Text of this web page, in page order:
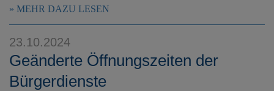
MEHR DAZU LESEN
23.10.2024
Geänderte Öffnungszeiten der
Bürgerdienste